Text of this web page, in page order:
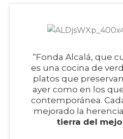
“Fonda Alcalá, que
es una cocina de
platos que
ayer como en los
contemporánea.
mejorado la
tierra del